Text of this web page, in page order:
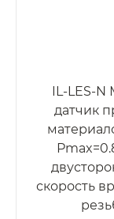
IL-LES-
датчик
скорость